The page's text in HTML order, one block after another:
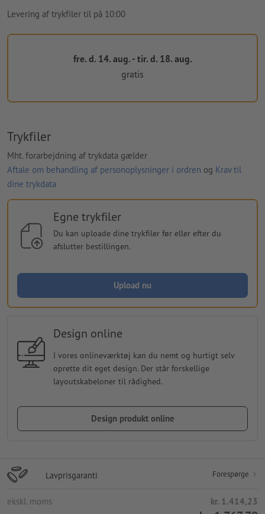
Levering af trykfiler til på 10:00
fre. d. 14. aug. - tir. d. 18. aug.
gratis
Trykfiler
Mht. forarbejdning af trykdata gælder
Aftale om behandling af personoplysninger i ordren og Krav til
dine trykdata
Egne trykfiler
Du kan uploade dine trykfiler før eller efter du
afslutter bestillingen.
Upload nu
Design online
I vores onlineværktøj kan du nemt og hurtigt selv
oprette dit eget design. Der står forskellige
layoutskabeloner til rådighed.
Design produkt online
Lavprisgaranti Forespørge
ekskl. moms kr. 1.414,23